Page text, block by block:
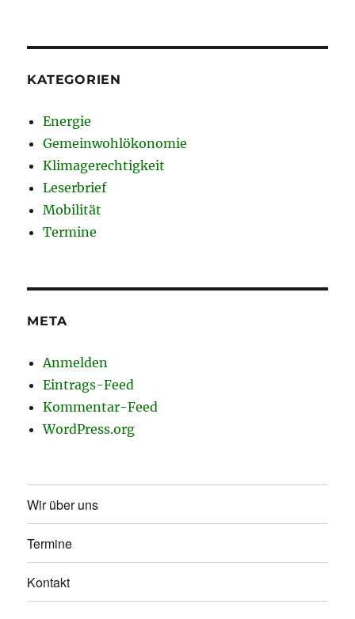
KATEGORIEN
Energie
Gemeinwohlökonomie
Klimagerechtigkeit
Leserbrief
Mobilität
Termine
META
Anmelden
Eintrags-Feed
Kommentar-Feed
WordPress.org
Wir über uns
Termine
Kontakt